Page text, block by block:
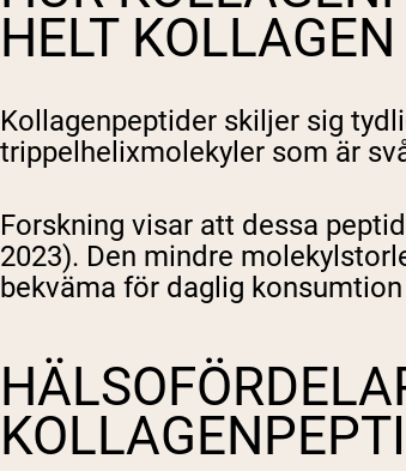
HELT KOLLAGEN
Kollagenpeptider skiljer sig
trippelhelixmolekyler som är
Forskning visar att dessa
2023). Den mindre
bekväma för daglig